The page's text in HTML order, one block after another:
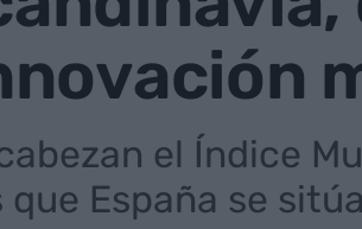
el Índice
España se